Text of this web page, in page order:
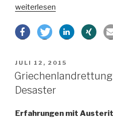
„Flüchtlingskrise
Ihre
weiterlesen
VERÖFFENTLICHT
AM
JULI 12, 2015
Griechenlandrettung
Desaster
Erfahrungen mit